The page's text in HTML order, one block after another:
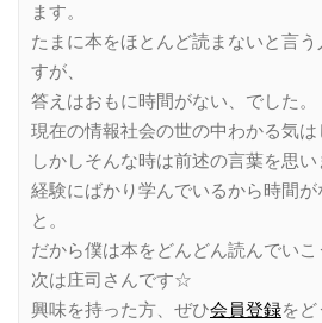
ます。
たまに本をほとんど読まないと言
すが、
答えはおもに時間がない、でした。
現在の情報社会の世の中わかる気は
しかしそんな時は前述の言葉を思い
経験にばかり学んでいるから時間が
と。
だから僕は本をどんどん読んでいこ
次は庄司さんです☆
興味を持った方、ぜひ会員登録をど